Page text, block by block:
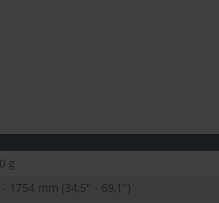
g
- 1754 mm (34,5" - 69,1")